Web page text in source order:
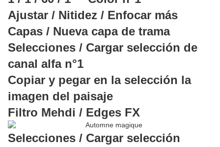
Ajustar / Nitidez / Enfocar más
Capas / Nueva capa de trama
Selecciones / Cargar selección de
canal alfa n°1
Copiar y pegar en la selección la
imagen del paisaje
Filtro Mehdi / Edges FX
Selecciones / Cargar selección